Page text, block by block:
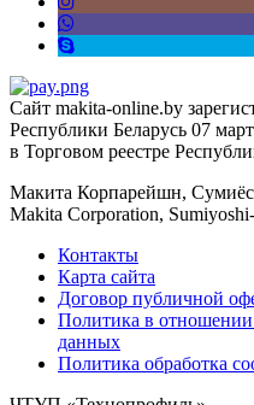
Сайт makita-online.by
Республики Беларусь 07
в Торговом реестре
Макита Корпарейшн,
Makita Corporation,
Контакты
Карта сайта
Договор публичной
Политика в
данных
Политика обработка